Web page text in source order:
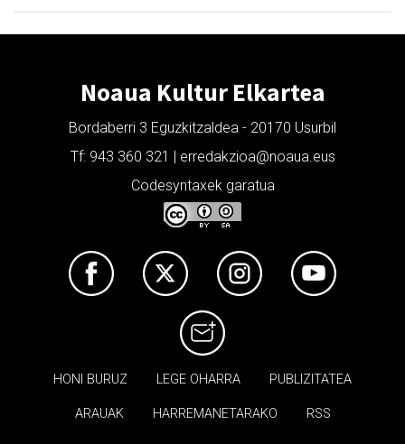
Noaua Kultur Elkartea
Bordaberri 3 Eguzkitzaldea - 20170 Usurbil
Tf: 943 360 321 | erredakzioa@noaua.eus
Codesyntaxek garatua
HONI BURUZ LEGE OHARRA PUBLIZITATEA
ARAUAK HARREMANETARAKO RSS